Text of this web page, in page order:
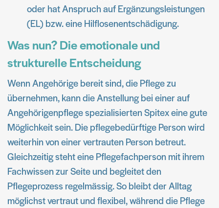
oder hat Anspruch auf Ergänzungsleistungen
(EL) bzw. eine Hilflosenentschädigung.
Was nun? Die emotionale und
strukturelle Entscheidung
Wenn Angehörige bereit sind, die Pflege zu
übernehmen, kann die Anstellung bei einer auf
Angehörigenpflege spezialisierten Spitex eine gute
Möglichkeit sein. Die pflegebedürftige Person wird
weiterhin von einer vertrauten Person betreut.
Gleichzeitig steht eine Pflegefachperson mit ihrem
Fachwissen zur Seite und begleitet den
Pflegeprozess regelmässig. So bleibt der Alltag
möglichst vertraut und flexibel, während die Pflege